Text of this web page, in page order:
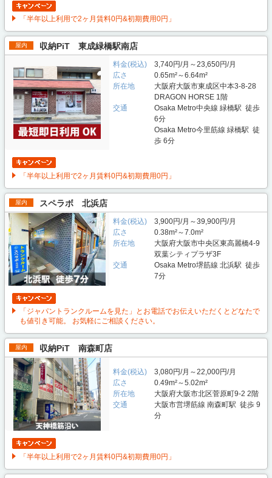
「半年以上利用で2ヶ月賃料0円&初期費用0円」
屋内 収納PiT 東成緑橋駅南店
料金(税込)
3,740円/月～23,650円/月
広さ
0.65m²～6.64m²
所在地
大阪府大阪市東成区中本3-8-28
DRAGON HORSE 1階
交通
Osaka Metro中央線 緑橋駅 徒歩
6分
Osaka Metro今里筋線 緑橋駅 徒
歩 6分
「半年以上利用で2ヶ月賃料0円&初期費用0円」
屋内 スペラボ 北浜店
料金(税込)
3,900円/月～39,900円/月
広さ
0.38m²～7.0m²
所在地
大阪府大阪市中央区東高麗橋4-9
双葉シティプラザ3F
交通
Osaka Metro堺筋線 北浜駅 徒歩
7分
「ジャパントランクルームを見た」とお電話でお伝えいただくとどなたで
も値引き可能。 お気軽にご相談ください。
屋内 収納PiT 南森町店
料金(税込)
3,080円/月～22,000円/月
広さ
0.49m²～5.02m²
所在地
大阪府大阪市北区菅原町9-2 2階
交通
大阪市営堺筋線 南森町駅 徒歩 9
分
「半年以上利用で2ヶ月賃料0円&初期費用0円」